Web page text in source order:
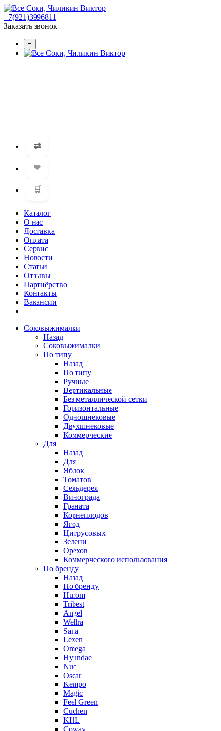
+7(921)3996811
Заказать звонок
=
⇄
❤
🛒
Каталог
О нас
Доставка
Оплата
Сервис
Новости
Статьи
Отзывы
Партнёрство
Контакты
Вакансии
Соковыжималки
Назад
Соковыжималки
По типу
Назад
По типу
Ручные
Вертикальные
Без металлической сетки
Горизонтальные
Одношнековые
Двухшнековые
Коммерческие
Для
Назад
Для
Яблок
Томатов
Cельдерея
Винограда
Граната
Корнеплодов
Ягод
Цитрусовых
Зелени
Орехов
Коммерческого использования
По бренду
Назад
По бренду
Hurom
Tribest
Angel
Wellra
Sana
Lexen
Omega
Hyundae
Nuc
Oscar
Kempo
Magic
Feel Green
Cuchen
KHL
Coway